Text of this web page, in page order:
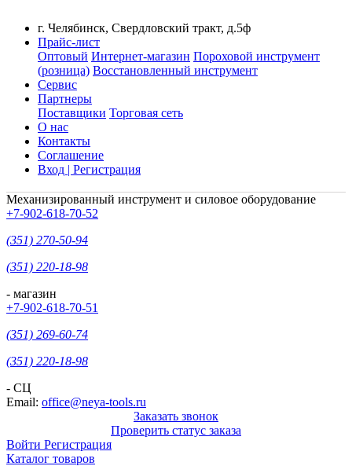
г. Челябинск, Свердловский тракт, д.5ф
Прайс-лист
Оптовый Интернет-магазин Пороховой инструмент
(розница) Восстановленный инструмент
Сервис
Партнеры
Поставщики Торговая сеть
О нас
Контакты
Соглашение
Вход | Регистрация
Механизированный инструмент и силовое оборудование
+7-902-618-70-52
(351) 270-50-94
(351) 220-18-98
- магазин
+7-902-618-70-51
(351) 269-60-74
(351) 220-18-98
- СЦ
Email: office@neya-tools.ru
Заказать звонок
Проверить статус заказа
Войти Регистрация
Каталог товаров